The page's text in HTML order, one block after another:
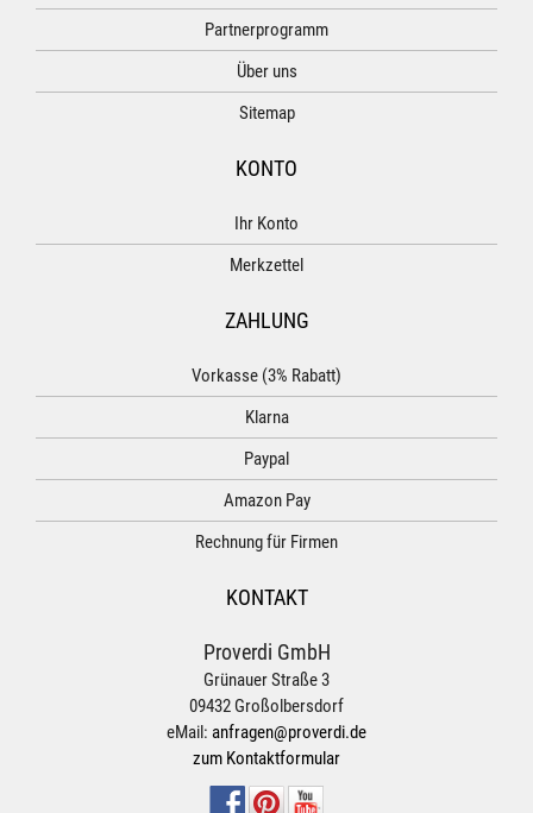
Partnerprogramm
Über uns
Sitemap
KONTO
Ihr Konto
Merkzettel
ZAHLUNG
Vorkasse (3% Rabatt)
Klarna
Paypal
Amazon Pay
Rechnung für Firmen
KONTAKT
Proverdi GmbH
Grünauer Straße 3
09432 Großolbersdorf
eMail: anfragen@proverdi.de
zum Kontaktformular